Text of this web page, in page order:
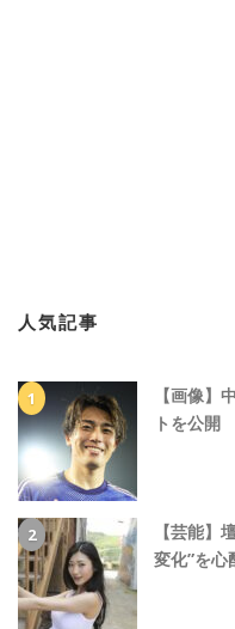
人気記事
【画像】
トを公開
【芸能】
変化”を心